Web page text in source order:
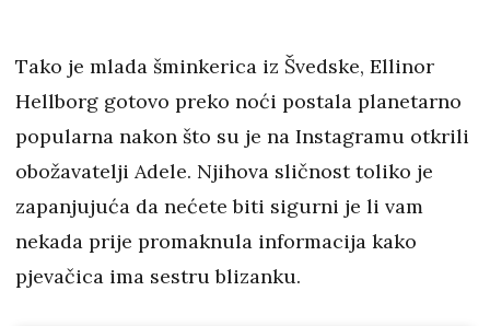
Tako je mlada šminkerica iz Švedske, Ellinor
Hellborg gotovo preko noći postala planetarno
popularna nakon što su je na Instagramu otkrili
obožavatelji Adele. Njihova sličnost toliko je
zapanjujuća da nećete biti sigurni je li vam
nekada prije promaknula informacija kako
pjevačica ima sestru blizanku.